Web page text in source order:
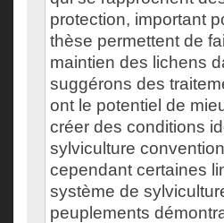
protection, important
thèse permettent de
maintien des lichens
suggérons des
ont le potentiel de
créer des conditions
sylviculture
cependant certaines
système de
peuplements